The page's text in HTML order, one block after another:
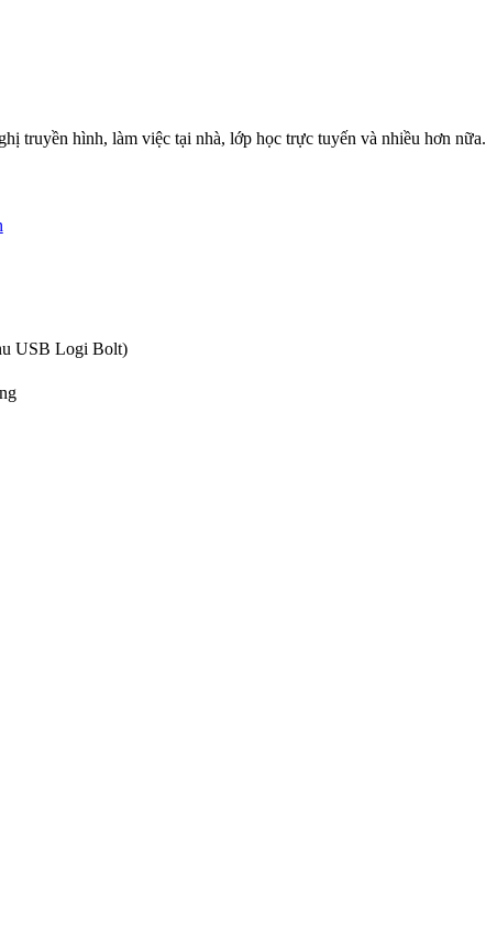
truyền hình, làm việc tại nhà, lớp học trực tuyến và nhiều hơn nữa.
USB Logi Bolt)